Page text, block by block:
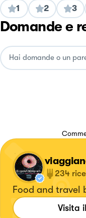
1 2 3
Domande e
234
Food and travel
Visita